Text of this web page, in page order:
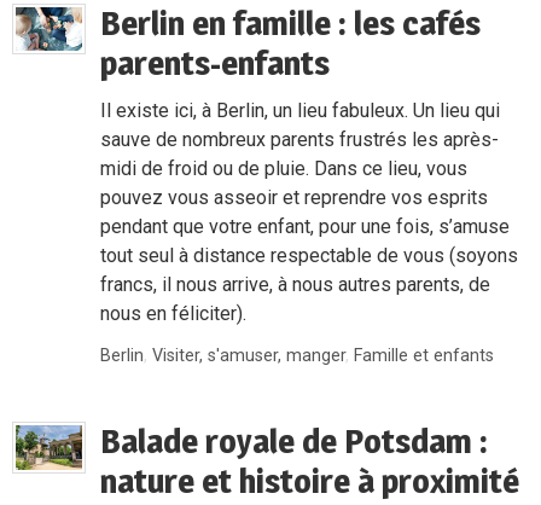
Berlin en famille : les cafés
parents-enfants
Il existe ici, à Berlin, un lieu fabuleux. Un lieu qui
sauve de nombreux parents frustrés les après-
midi de froid ou de pluie. Dans ce lieu, vous
pouvez vous asseoir et reprendre vos esprits
pendant que votre enfant, pour une fois, s’amuse
tout seul à distance respectable de vous (soyons
francs, il nous arrive, à nous autres parents, de
nous en féliciter).
Berlin,Visiter, s'amuser, manger, Famille et enfants
Balade royale de Potsdam :
nature et histoire à proximité